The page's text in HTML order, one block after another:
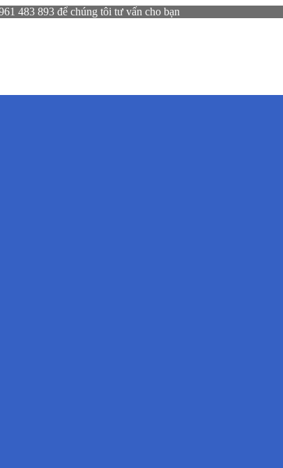
483 893 để chúng tôi tư vấn cho bạn